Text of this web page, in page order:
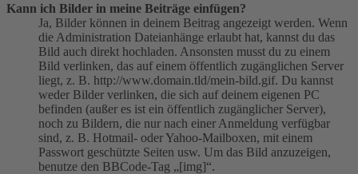
Kann ich Bilder in meine Beiträge einfügen?
Ja, Bilder können in deinem Beitrag angezeigt werden. Wenn
die Administration Dateianhänge erlaubt hat, kannst du das
Bild auch direkt hochladen. Ansonsten musst du zu einem
Bild verlinken, das auf einem öffentlich zugänglichen Server
liegt, z. B. http://www.domain.tld/mein-bild.gif. Du kannst
weder Bilder verlinken, die sich auf deinem eigenen PC
befinden (außer es ist ein öffentlich zugänglicher Server),
noch zu Bildern, die nur nach einer Anmeldung verfügbar
sind, z. B. Hotmail- oder Yahoo-Mailboxen, mit einem
Passwort geschützte Seiten usw. Um das Bild anzuzeigen,
benutze den BBCode-Tag „[img]“.